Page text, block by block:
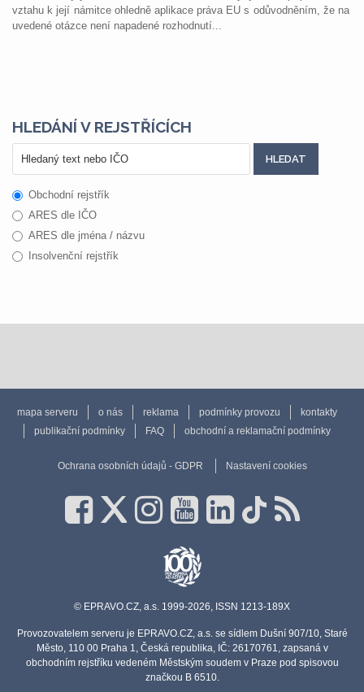
vztahu k její námitce ohledně aplikace práva EU s odůvodněním, že na
uvedené otázce není napadené rozhodnutí...
HLEDÁNÍ V REJSTŘÍCÍCH
Obchodní rejstřík
ARES dle IČO
ARES dle jména / názvu
Insolvenční rejstřík
mapa serveru o nás reklama podmínky provozu
kontakty
publikační podmínky
FAQ obchodní a reklamační podmínky
Ochrana osobních údajů - GDPR Nastavení cookies
© EPRAVO.CZ, a.s. 1999-2026, ISSN 1213-189X
Provozovatelem serveru je EPRAVO.CZ, a.s. se sídlem Dušní 907/10, Staré
Město, 110 00 Praha 1, Česká republika, IČ: 26170761, zapsaná v
obchodním rejstříku vedeném Městským soudem v Praze pod spisovou
značkou B 6510.